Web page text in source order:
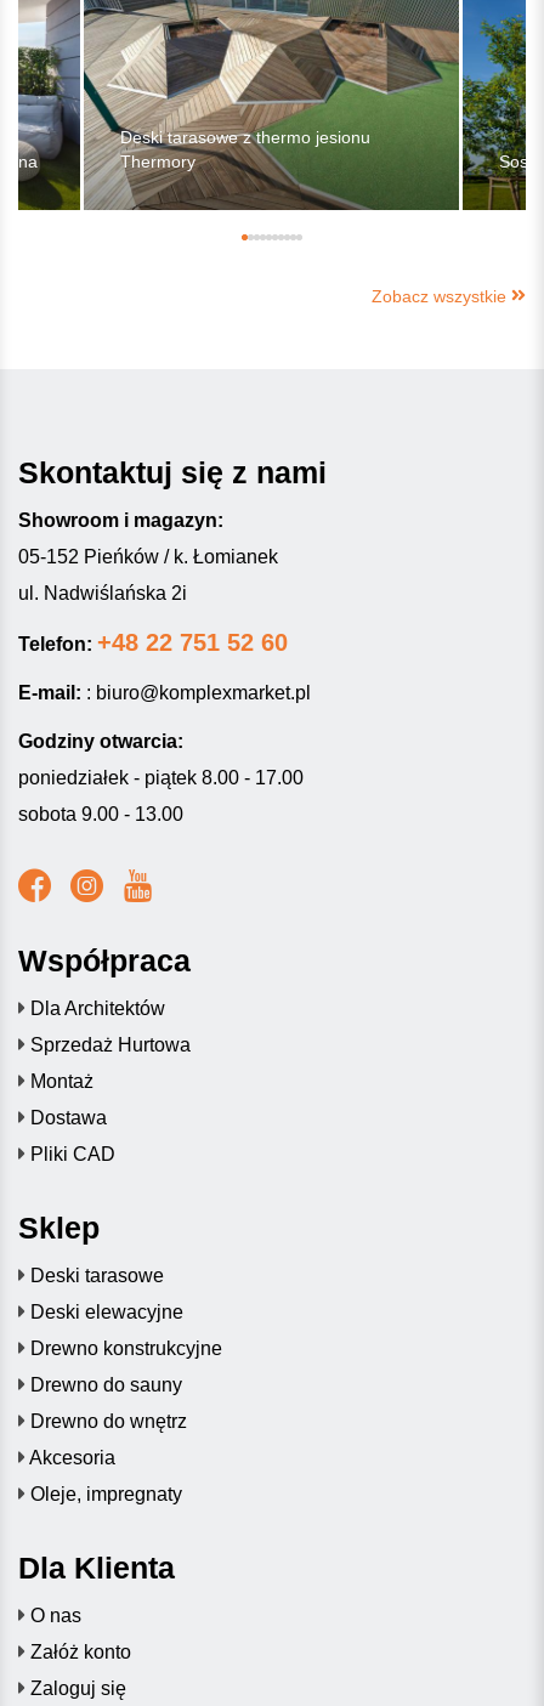
Deski tarasowe z thermo jesionu
Thermory
Zobacz wszystkie
Skontaktuj się z nami
Showroom i magazyn:
05-152 Pieńków / k. Łomianek
ul. Nadwiślańska 2i
Telefon: +48 22 751 52 60
E-mail: : biuro@komplexmarket.pl
Godziny otwarcia:
poniedziałek - piątek 8.00 - 17.00
sobota 9.00 - 13.00
Współpraca
Dla Architektów
Sprzedaż Hurtowa
Montaż
Dostawa
Pliki CAD
Sklep
Deski tarasowe
Deski elewacyjne
Drewno konstrukcyjne
Drewno do sauny
Drewno do wnętrz
Akcesoria
Oleje, impregnaty
Dla Klienta
O nas
Załóż konto
Zaloguj się